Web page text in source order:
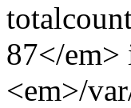
87</em>
<em>/